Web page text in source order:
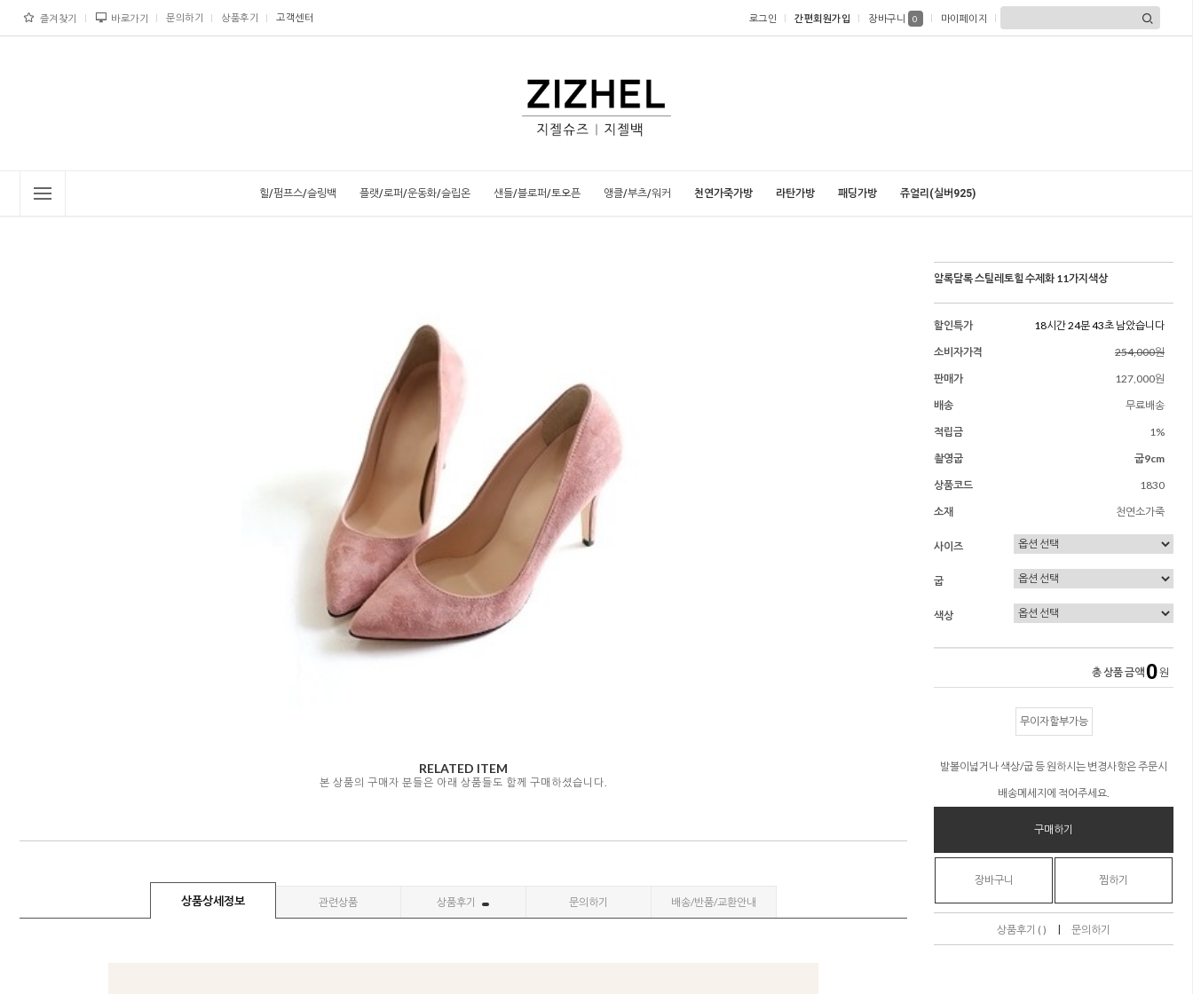
즐겨찾기 바로가기 문의하기 상품후기 고객센터 로그인 간편회원가입 장바구니 0 마이페이지
힐/펌프스/슬링백 플랫/로퍼/운동화/슬립온 샌들/블로퍼/토오픈 앵클/부츠/워커 천연가죽가방 라탄가방 패딩가방 쥬얼리(실버925)
RELATED ITEM
본 상품의 구매자 분들은 아래 상품들도 함께 구매하셨습니다.
상품상세정보 관련상품 상품후기 문의하기 배송/반품/교환안내
알록달록 스틸레토힐 수제화 11가지색상
할인특가
18시간 24분 42초 남았습니다
소비자가격
254,000원
판매가
127,000원
배송
무료배송
적립금
1%
촬영굽
굽9cm
상품코드
1830
소재
천연소가죽
사이즈
굽
색상
총 상품 금액 0 원
무이자할부가능
발볼이넓거나 색상/굽 등 원하시는 변경사항은 주문시
배송메세지에 적어주세요.
구매하기
장바구니 찜하기
상품후기 ( ) | 문의하기